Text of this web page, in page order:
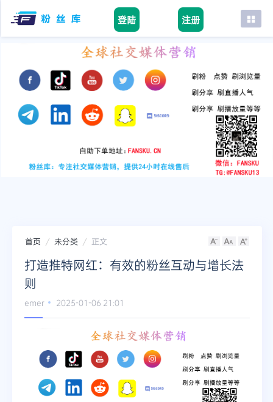
登陆 注册
首页
tiktok
youtube
instagram
首页 未分类 正文
打造推特网红：有效的粉丝互动与增长法
则
emer 2025-01-06 21:01